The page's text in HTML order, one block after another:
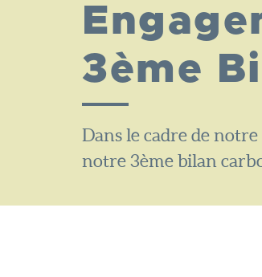
3ème
Dans le cadre de
notre 3ème bilan